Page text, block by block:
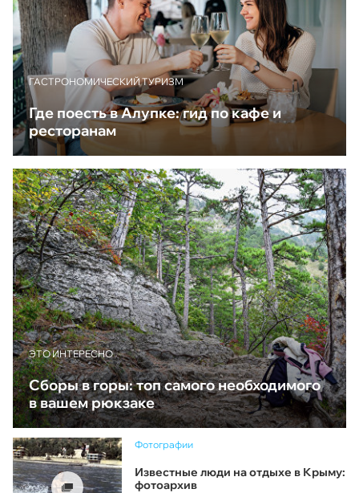
ГАСТРОНОМИЧЕСКИЙ ТУРИЗМ
Где поесть в Алупке: гид по кафе и
ресторанам
ЭТО ИНТЕРЕСНО
Сборы в горы: топ самого необходимого
в вашем рюкзаке
Фотографии
Известные люди на отдыхе в Крыму:
фотоархив